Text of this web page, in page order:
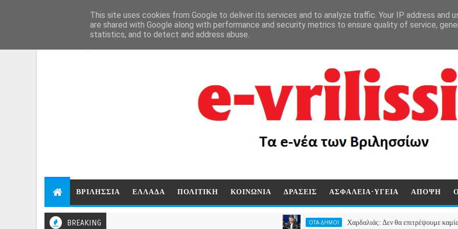
ΒΡΙΛΗΣΣΙΑ ΕΛΛΑΔΑ ΠΟΛΙΤΙΚΗ ΚΟΙΝΩΝΙΑ ΔΡΑΣΕΙΣ ΑΣΦΑΛΕΙΑ-ΥΓΕΙΑ ΑΠΟΨΗ
BREAKING ΟΤΑ-ΔΗΜΟΙ Χαρδαλιάς: Δεν θα επιτρέψουμε καμία
This site uses cookies from Google to deliver its services and to analyze traffic. Your IP address and
are shared with Google along with performance and security metrics to ensure quality of service,
statistics, and to detect and address abuse.